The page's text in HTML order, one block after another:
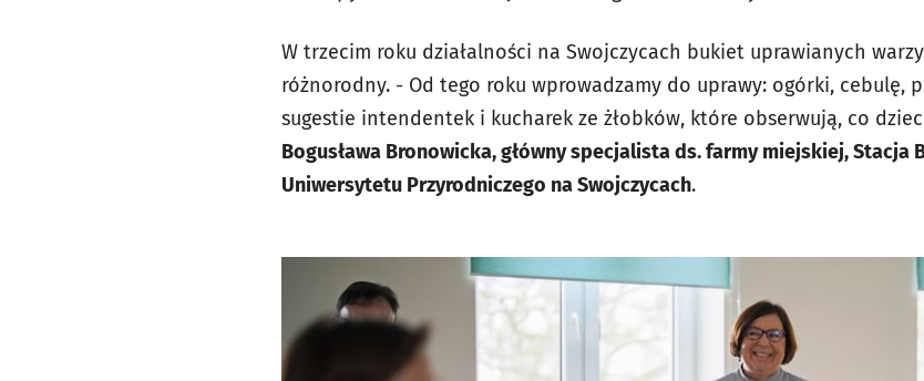
W trzecim roku działalności na Swojczycach bukiet uprawianych
różnorodny. - Od tego roku wprowadzamy do uprawy: ogórki, cebulę,
sugestie intendentek i kucharek ze żłobków, które obserwują, co
Bogusława Bronowicka, główny specjalista ds. farmy miejskiej, Stacja
Uniwersytetu Przyrodniczego na Swojczycach.